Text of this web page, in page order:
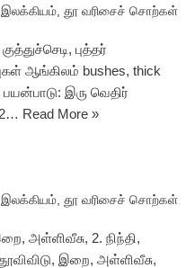
, தூ வரிசைச் சொற்கள்
புத்தர்
ஆங்கிலம் bushes, thick
இரு வெதிர்
Read More »
, தூ வரிசைச் சொற்கள்
அள்ளிவீசு, 2. நிந்தி,
இறை, அள்ளிவீசு,